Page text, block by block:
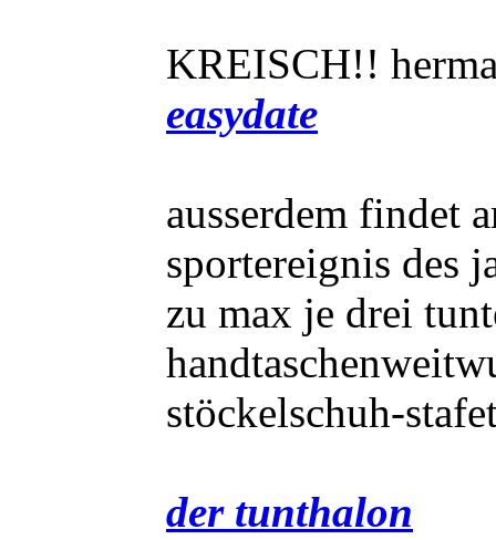
KREISCH!!
easydate
ausserdem findet
sportereignis des
zu max je drei
stöckelschuh-
der tunthalon